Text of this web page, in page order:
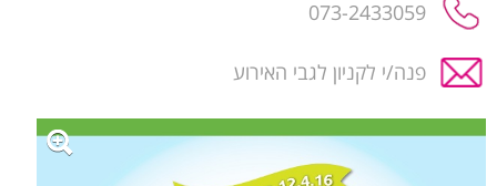
פנה/י לקניון לגבי האירוע